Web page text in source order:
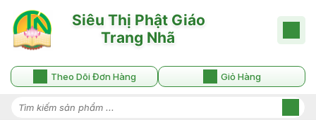
Theo Dõi Đơn Hàng Giỏ Hàng